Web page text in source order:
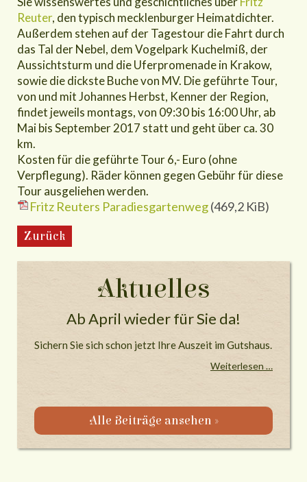
Reuter, den typisch mecklenburger Heimatdichter.
Außerdem stehen auf der Tagestour die Fahrt durch
das Tal der Nebel, dem Vogelpark Kuchelmiß, der
Aussichtsturm und die Uferpromenade in Krakow,
sowie die dickste Buche von MV. Die geführte Tour,
von und mit Johannes Herbst, Kenner der Region,
findet jeweils montags, von 09:30 bis 16:00 Uhr, ab
Mai bis September 2017 statt und geht über ca. 30
km.
Kosten für die geführte Tour 6,- Euro (ohne
Verpflegung). Räder können gegen Gebühr für diese
Tour ausgeliehen werden.
Fritz Reuters Paradiesgartenweg(469,2 KiB)
Zurück
Aktuelles
Ab April wieder für Sie da!
Sichern Sie sich schon jetzt Ihre Auszeit im Gutshaus.
Weiterlesen …
Alle Beiträge ansehen »